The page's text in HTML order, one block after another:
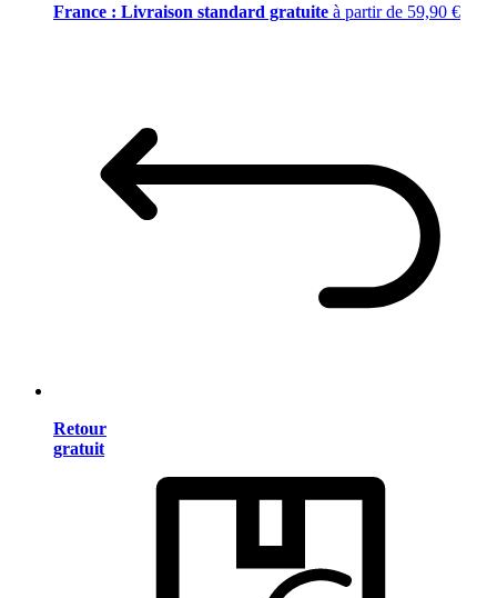
France : Livraison standard gratuite à partir de 59,90 €
Retour
gratuit